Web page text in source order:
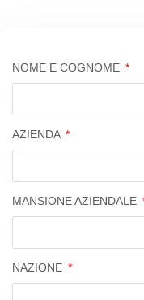
NOME E COGNOME
AZIENDA
MANSIONE AZIENDALE
NAZIONE